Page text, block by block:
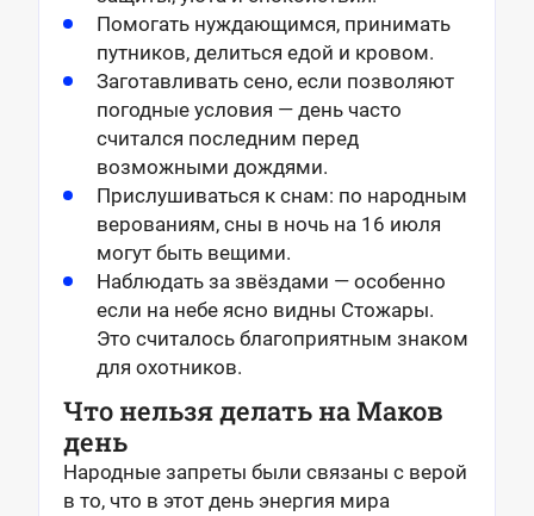
Помогать нуждающимся, принимать
путников, делиться едой и кровом.
Заготавливать сено, если позволяют
погодные условия — день часто
считался последним перед
возможными дождями.
Прислушиваться к снам: по народным
верованиям, сны в ночь на 16 июля
могут быть вещими.
Наблюдать за звёздами — особенно
если на небе ясно видны Стожары.
Это считалось благоприятным знаком
для охотников.
Что нельзя делать на Маков
день
Народные запреты были связаны с верой
в то, что в этот день энергия мира